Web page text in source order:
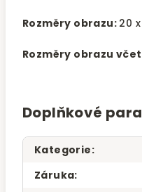
Rozměry obrazu: 20
Rozměry obrazu
Doplňkové
Kategorie:
Záruka: